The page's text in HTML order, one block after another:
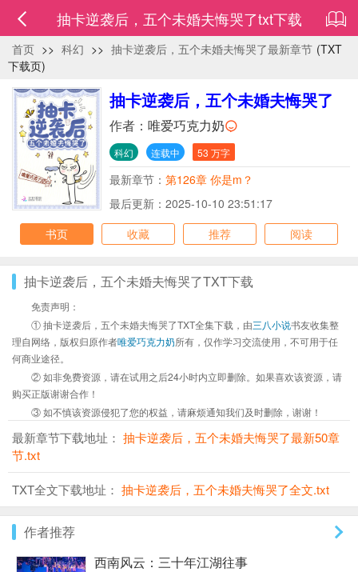
抽卡逆袭后，五个未婚夫悔哭了txt下载
首页 >> 科幻 >> 抽卡逆袭后，五个未婚夫悔哭了最新章节 (TXT
下载页)
抽卡逆袭后，五个未婚夫悔哭了
作者： 唯爱巧克力奶
科幻 连载中 53 万字
最新章节： 第126章 你是m？
最后更新：2025-10-10 23:51:17
书页
收藏 推荐 阅读
抽卡逆袭后，五个未婚夫悔哭了TXT下载
免责声明：
① 抽卡逆袭后，五个未婚夫悔哭了TXT全集下载，由三八小说书友收集整
理自网络，版权归原作者唯爱巧克力奶所有，仅作学习交流使用，不可用于任
何商业途径。
② 如非免费资源，请在试用之后24小时内立即删除。如果喜欢该资源，请
购买正版谢谢合作！
③ 如不慎该资源侵犯了您的权益，请麻烦通知我们及时删除，谢谢！
最新章节下载地址： 抽卡逆袭后，五个未婚夫悔哭了最新50章
节.txt
TXT全文下载地址： 抽卡逆袭后，五个未婚夫悔哭了全文.txt
作者推荐
西南风云：三十年江湖往事